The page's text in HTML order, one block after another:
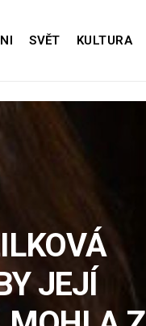
SVĚT KULTURA
JEJÍ